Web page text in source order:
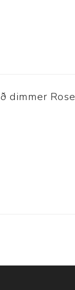
dimmer Rose